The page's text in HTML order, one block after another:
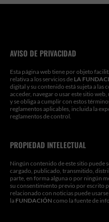
AVISO DE PRIVACIDAD
Esta página web tiene por objeto
relativa a los servicios de LA
digital y su contenido está sujeta a las
acceder, navegar o usar este sitio
y se obliga a cumplir con estos
reglamentos aplicables, incluida la
reglamentos de control.
PROPIEDAD INTELECTUAL
Ningún contenido de este sitio
cargado, publicado, transmitido,
parte, en forma alguna o por ningún
su consentimiento previo por escrito
relacionado con noticias puede
la FUNDACIÓN como la fuente de